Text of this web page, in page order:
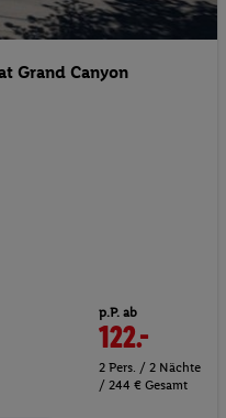
Grand Canyon
p.P. ab
122.-
2 Pers. / 2 Nächte
/ 244 € Gesamt